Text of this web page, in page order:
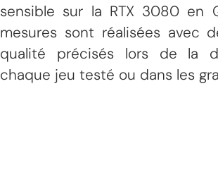
sensible sur la RTX 3080 en
mesures sont réalisées avec
qualité précisés lors de la
chaque jeu testé ou dans les